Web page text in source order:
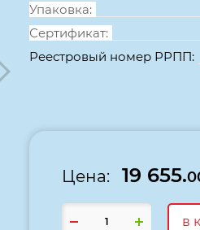
Упаковка:
Сертификат:
Реестровый номер РРПП:
Цена: 19 655.
в